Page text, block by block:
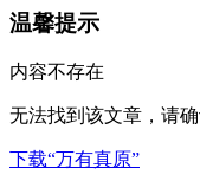
温馨提示
内容不存在
无法找到该文章，请
下载“万有真原”